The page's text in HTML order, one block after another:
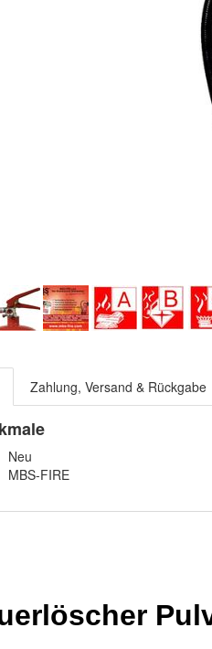
Zahlung, Versand & Rückgabe
Neu
MBS-FIRE